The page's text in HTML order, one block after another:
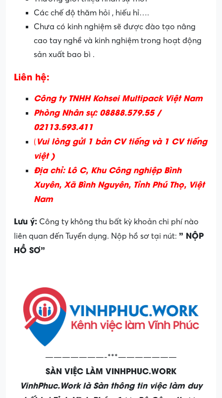
Các chế độ thăm hỏi , hiếu hỉ….
Chưa có kinh nghiệm sẽ được đào tạo nâng
cao tay nghề và kinh nghiệm trong hoạt động
sản xuất bao bì .
Liên hệ:
Công ty TNHH Kohsei Multipack Việt Nam
Phòng Nhân sự: 08888.579.55 /
02113.593.411
( Vui lòng gửi 1 bản CV tiếng và 1 CV tiếng
việt )
Địa chỉ: Lô C, Khu Công nghiệp Bình
Xuyên, Xã Bình Nguyên, Tỉnh Phú Thọ, Việt
Nam
Lưu ý: Công ty không thu bất kỳ khoản chi phí nào
liên quan đến Tuyển dụng. Nộp hồ sơ tại nút: ” NỘP
HỒ SƠ”
———————-***———————
SÀN VIỆC LÀM VINHPHUC.WORK
VinhPhuc.Work là Sàn thông tin việc làm duy